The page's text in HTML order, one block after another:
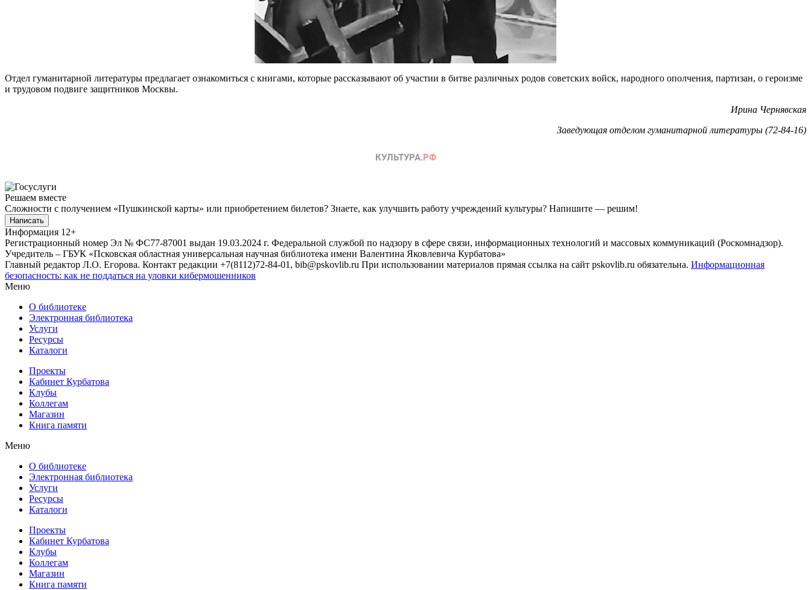
Отдел гуманитарной литературы предлагает ознакомиться с книгами, которые рассказывают об участии в битве различных родов советских войск, народного ополчения, партизан, о героизме
и трудовом подвиге защитников Москвы.
Ирина Чернявская
Заведующая отделом гуманитарной литературы (72-84-16)
Решаем вместе
Сложности с получением «Пушкинской карты» или приобретением билетов? Знаете, как улучшить работу учреждений культуры? Напишите — решим!
Написать
Информация 12+
Регистрационный номер Эл № ФС77-87001 выдан 19.03.2024 г. Федеральной службой по надзору в сфере связи, информационных технологий и массовых коммуникаций (Роскомнадзор).
Учредитель – ГБУК «Псковская областная универсальная научная библиотека имени Валентина Яковлевича Курбатова»
Главный редактор Л.О. Егорова. Контакт редакции +7(8112)72-84-01, bib@pskovlib.ru При использовании материалов прямая ссылка на сайт pskovlib.ru обязательна. Информационная
безопасность: как не поддаться на уловки кибермошенников
Меню
О библиотеке
Электронная библиотека
Услуги
Ресурсы
Каталоги
Проекты
Кабинет Курбатова
Клубы
Коллегам
Магазин
Книга памяти
Меню
О библиотеке
Электронная библиотека
Услуги
Ресурсы
Каталоги
Проекты
Кабинет Курбатова
Клубы
Коллегам
Магазин
Книга памяти